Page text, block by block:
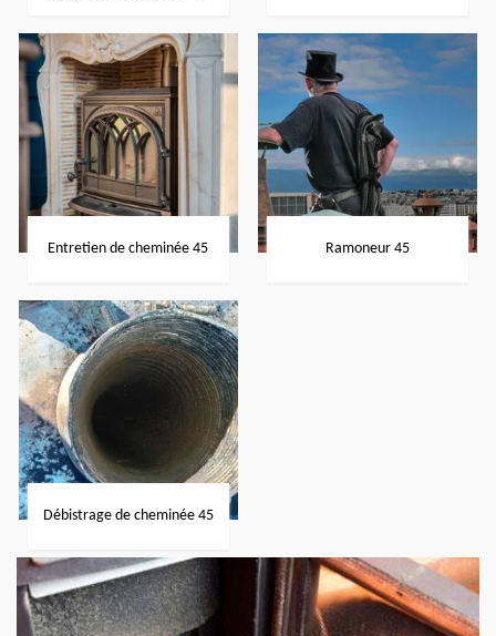
Entretien de cheminée 45 Ramoneur 45
Débistrage de cheminée 45